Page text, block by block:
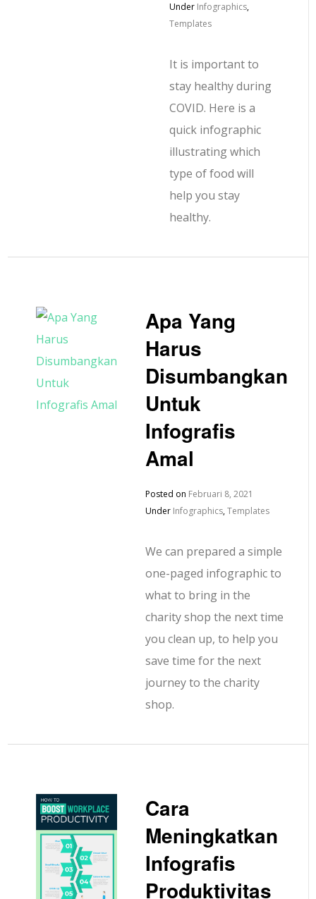
Under Infographics,
Templates
It is important to
stay healthy during
COVID. Here is a
quick infographic
illustrating which
type of food will
help you stay
healthy.
Apa Yang
Harus
Disumbangkan
Untuk
Infografis
Amal
Posted on Februari 8, 2021
Under Infographics,Templates
We can prepared a simple
one-paged infographic to
what to bring in the
charity shop the next time
you clean up, to help you
save time for the next
journey to the charity
shop.
Cara
Meningkatkan
Infografis
Produktivitas